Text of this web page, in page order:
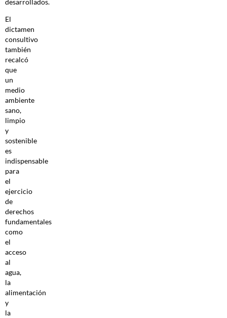
El
dictamen
consultivo
también
recalcó
que
un
medio
ambiente
sano,
limpio
y
sostenible
es
indispensable
para
el
ejercicio
de
derechos
fundamentales
como
el
acceso
al
agua,
la
alimentación
y
la